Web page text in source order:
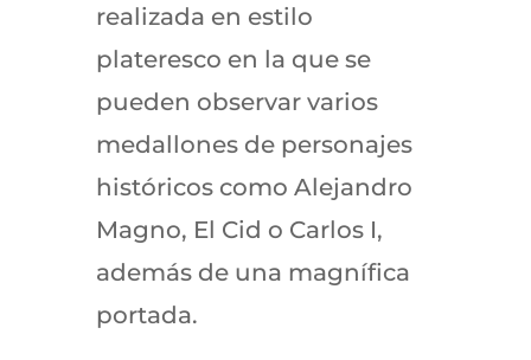
realizada en estilo
plateresco en la que se
pueden observar varios
medallones de personajes
históricos como Alejandro
Magno, El Cid o Carlos I,
además de una magnífica
portada.